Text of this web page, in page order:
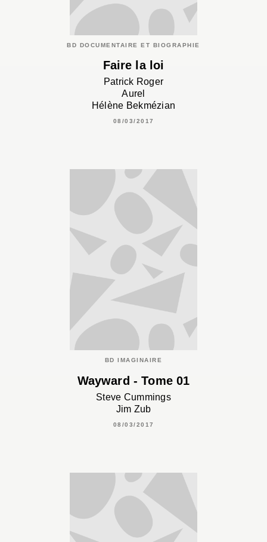
BD DOCUMENTAIRE ET BIOGRAPHIE
Faire la loi
Patrick Roger
Aurel
Hélène Bekmézian
08/03/2017
BD IMAGINAIRE
Wayward - Tome 01
Steve Cummings
Jim Zub
08/03/2017